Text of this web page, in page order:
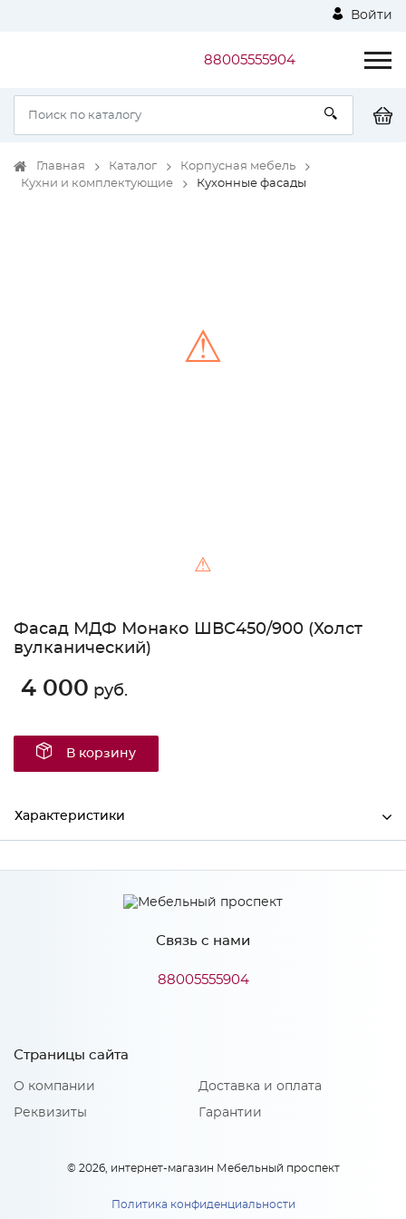
Войти
88005555904
Главная Каталог
Корпусная мебель
Кухни и комплектующие
Кухонные фасады
⚠
⚠
Фасад МДФ Монако ШВС450/900 (Холст
вулканический)
4 000 руб.
В корзину
Характеристики
Производитель МиФ
Количество упаковок: 2
Связь с нами
88005555904
Страницы сайта
О компании
Реквизиты
Доставка и оплата
Гарантии
© 2026, интернет-магазин Мебельный проспект
Политика конфиденциальности